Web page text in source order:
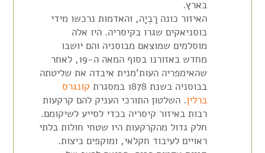
בארץ.
האיזור כונה רָבְיָה, והאדמות נרכשו מידי
בוסניאקים שגרו בקיסריה. היו אלה
מוסלמים שמוצאם מבוסניה והם יושבו
מחדש באזורנו בסוף המאה ה-19, לאחר
שהאימפריה העות'מנית איבדה את שליטתה
בבוסניה בשנת 1878 במסגרת
קונגרס
ברלין. השלטון התורכי העניק להם קרקעות
רבות באיזור קיסריה בכדי לסייע לשיקומם.
חלק גדול מהקרקעות היו שטחי חולות בלתי
ראויים לעיבוד חקלאי, ומוקפים ביצות.